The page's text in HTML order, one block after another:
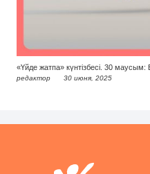
«Үйде жатпа» күнтізбесі. 30 маусым:
редактор 30 июня, 2025